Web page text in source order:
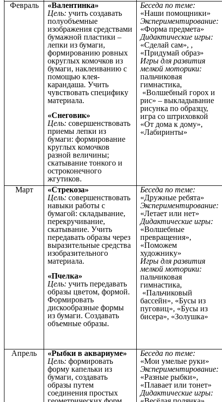
Февраль
«Валентинка»
Цель: учить создавать
полуобъемные
изображения средствами
бумажной пластики –
лепки из бумаги,
формированию ровных
округлых комочков из
бумаги, наклеиванию с
помощью клея-
карандаша. Учить
чувствовать специфику
материала.
«Снеговик»
Цель: совершенствовать
приемы лепки из
бумаги: формирование
круглых комочков
разной величины;
скатывание тонкого и
остроконечного
жгутиков.
Беседа по теме:
«Наши помощники»
Экспериментирование:
«Форма предмета»
Дидактические игры:
«Сделай сам», ,
«Придумай образ»
Игры для развития
мелкой моторики:
пальчиковая
гимнастика,
«Волшебный горох и
рис» – выкладывание
рисунка по образцу,
игра со штриховкой
«От дома к дому»,
«Лабиринты»
Март
«Стрекоза»
Цель: совершенствовать
навыки работы с
бумагой: складывание,
перекручивание,
скатывание. Учить
передавать образы через
выразительные средства
изобразительного
материала.
«Пчелка»
Цель: учить передавать
образы цветом, формой.
Формировать
дискообразные формы
из бумаги. Создавать
объемные образы.
Беседа по теме:
«Дружные ребята»
Экспериментирование:
«Летает или нет»
Дидактические игры:
«Волшебные
превращения»,
«Поможем
художнику»
Игры для развития
мелкой моторики:
пальчиковая
гимнастика,
«Пальчиковый
бассейн», «Бусы из
пуговиц», «Бусы из
бисера», «Золушка»
Апрель
«Рыбки в аквариуме»
Цель: формировать
форму капельки из
бумаги, создавать
образы путем
соединения простых
Беседа по теме:
«Мои умелые руки»
Экспериментирование:
«Разные рыбки»,
«Плавает или тонет»
Дидактические игры: